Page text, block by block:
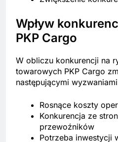
Wpływ
PKP Cargo
W obliczu konkurencji na
towarowych PKP Cargo
następującymi
Rosnące koszty
Konkurencja ze
przewoźników
Potrzeba inwestycji